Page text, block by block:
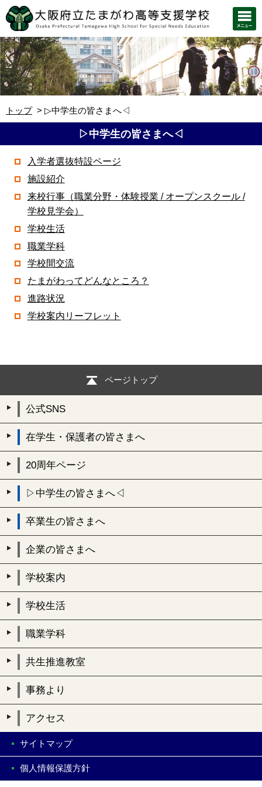
トップ ▷中学生の皆さまへ◁
▷中学生の皆さまへ◁
入学者選抜特設ページ
施設紹介
来校行事（職業分野・体験授業 / オープンスクール /
学校見学会）
学校生活
職業学科
学校間交流
たまがわってどんなところ？
進路状況
学校案内リーフレット
ページトップ
公式SNS
在学生・保護者の皆さまへ
20周年ページ
▷中学生の皆さまへ◁
卒業生の皆さまへ
企業の皆さまへ
学校案内
学校生活
職業学科
共生推進教室
事務より
アクセス
サイトマップ
個人情報保護方針